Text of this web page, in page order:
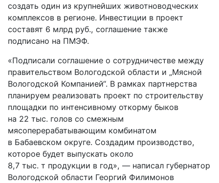
создать один из крупнейших животноводческих
комплексов в регионе. Инвестиции в проект
составят 6 млрд руб., соглашение также
подписано на ПМЭФ.
«Подписали соглашение о сотрудничестве между
правительством Вологодской области и „Мясной
Вологодской Компанией“. В рамках партнерства
планируем реализовать проект по строительству
площадки по интенсивному откорму быков
на 22 тыс. голов со смежным
мясоперерабатывающим комбинатом
в Бабаевском округе. Создадим производство,
которое будет выпускать около
8,7 тыс. т продукции в год», — написал губернатор
Вологодской области Георгий Филимонов